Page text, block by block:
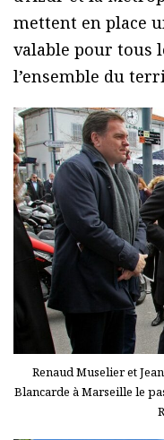
mettent en place
valable pour tous
l’ensemble du
Renaud Muselier et
Blancarde à Marseille le